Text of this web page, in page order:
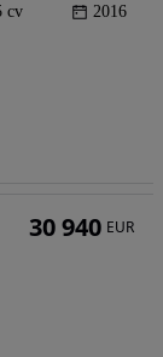
cv 2016
30 940 EUR